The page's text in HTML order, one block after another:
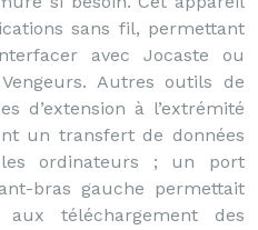
sans fil, permettant
avec Jocaste ou
Autres outils de
d’extension à l’extrémité
un transfert de données
ordinateurs ; un port
bras gauche permettait
téléchargement des